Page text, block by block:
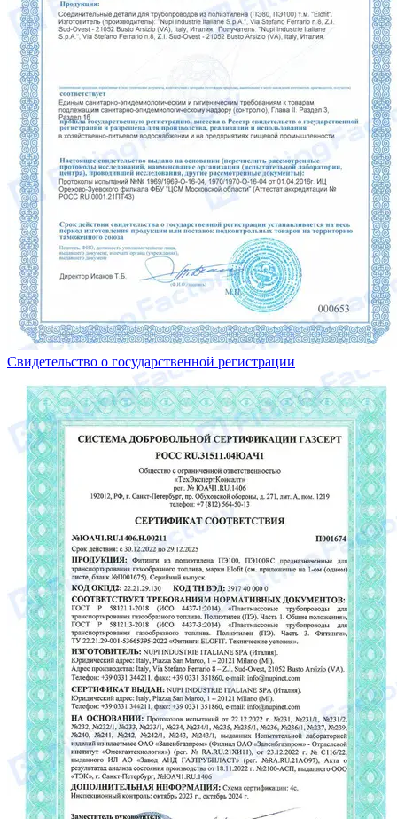
Свидетельство о государственной регистрации